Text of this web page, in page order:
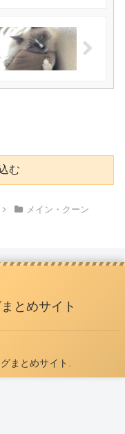
む
メイン・クーン
とめサイト
まとめサイト.